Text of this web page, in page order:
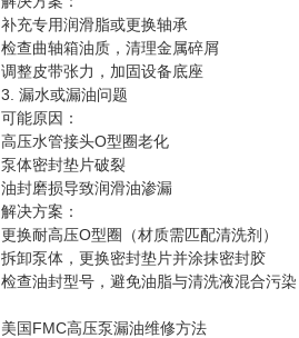
补充专用润滑脂或更换轴承
检查曲轴箱油质，清理金属碎屑
调整皮带张力，加固设备底座
3. 漏水或漏油问题
可能原因：
高压水管接头O型圈老化
泵体密封垫片破裂
油封磨损导致润滑油渗漏
解决方案：
更换耐高压O型圈（材质需匹配清洗剂）
拆卸泵体，更换密封垫片并涂抹密封胶
检查油封型号，避免油脂与清洗液混合污染
美国FMC高压泵漏油维修方法